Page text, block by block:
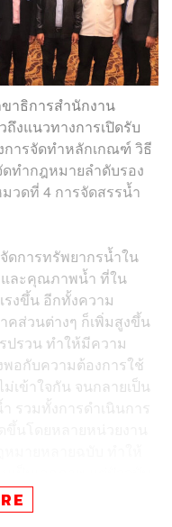
ขาธิการสำนักงาน
งแนวทางการเปิดรับ
ารจัดทำหลักเกณฑ์ วิธี
ทำกฎหมายลำดับรอง
วดที่ 4 การจัดสรรน้ำ
ดการทรัพยากรน้ำใน
ละคุณภาพน้ำ ที่ใน
งขึ้น อีกทั้งความ
คส่วนต่างๆ ก็เพิ่มสูงขึ้น
รวน ทำให้มีความ
พอกับความต้องการใช้
เข้าใจกัน จนกลายเป็น
รวมทั้งการดำเนินการ
ได้มีผลใช้บังคับแล้ว
จัดสรรน้ำและการใช้